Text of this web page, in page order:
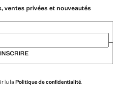
ventes privées et nouveautés
lu la Politique de confidentialité.